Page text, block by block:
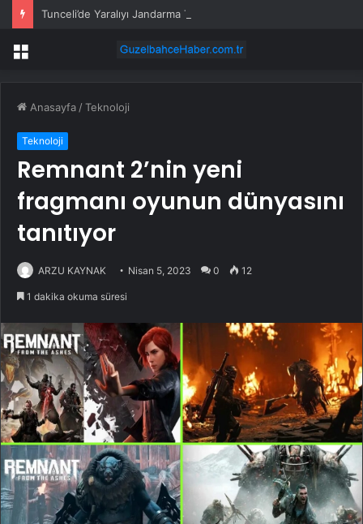
Tunceli’de Yaralıyı Jandarma Taşıdı
Menü
Anasayfa /Teknoloji
Teknoloji
Remnant 2’nin yeni
fragmanı oyunun dünyasını
tanıtıyor
ARZU KAYNAK Nisan 5, 2023 0 12
1 dakika okuma süresi